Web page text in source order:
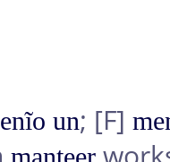
un; [F]